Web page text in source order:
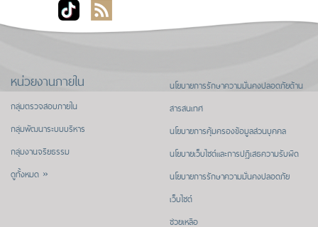
หน่วยงานภายใน
กลุ่มตรวจสอบภายใน
กลุ่มพัฒนาระบบบริหาร
กลุ่มงานจริยธรรม
ดูทั้งหมด »
นโยบายการรักษาความมั่นคงปลอดภัยด้าน
สารสนเทศ
นโยบายการคุ้มครองข้อมูลส่วนบุคคล
นโยบายเว็บไซต์และการปฏิเสธความรับผิด
นโยบายการรักษาความมั่นคงปลอดภัย
เว็บไซต์
ช่วยเหลือ